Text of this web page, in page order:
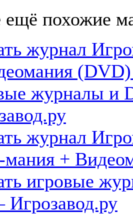
ещё похожие
журнал
(DVD)
журналы и
журнал
+
игровые
Игрозавод.ру